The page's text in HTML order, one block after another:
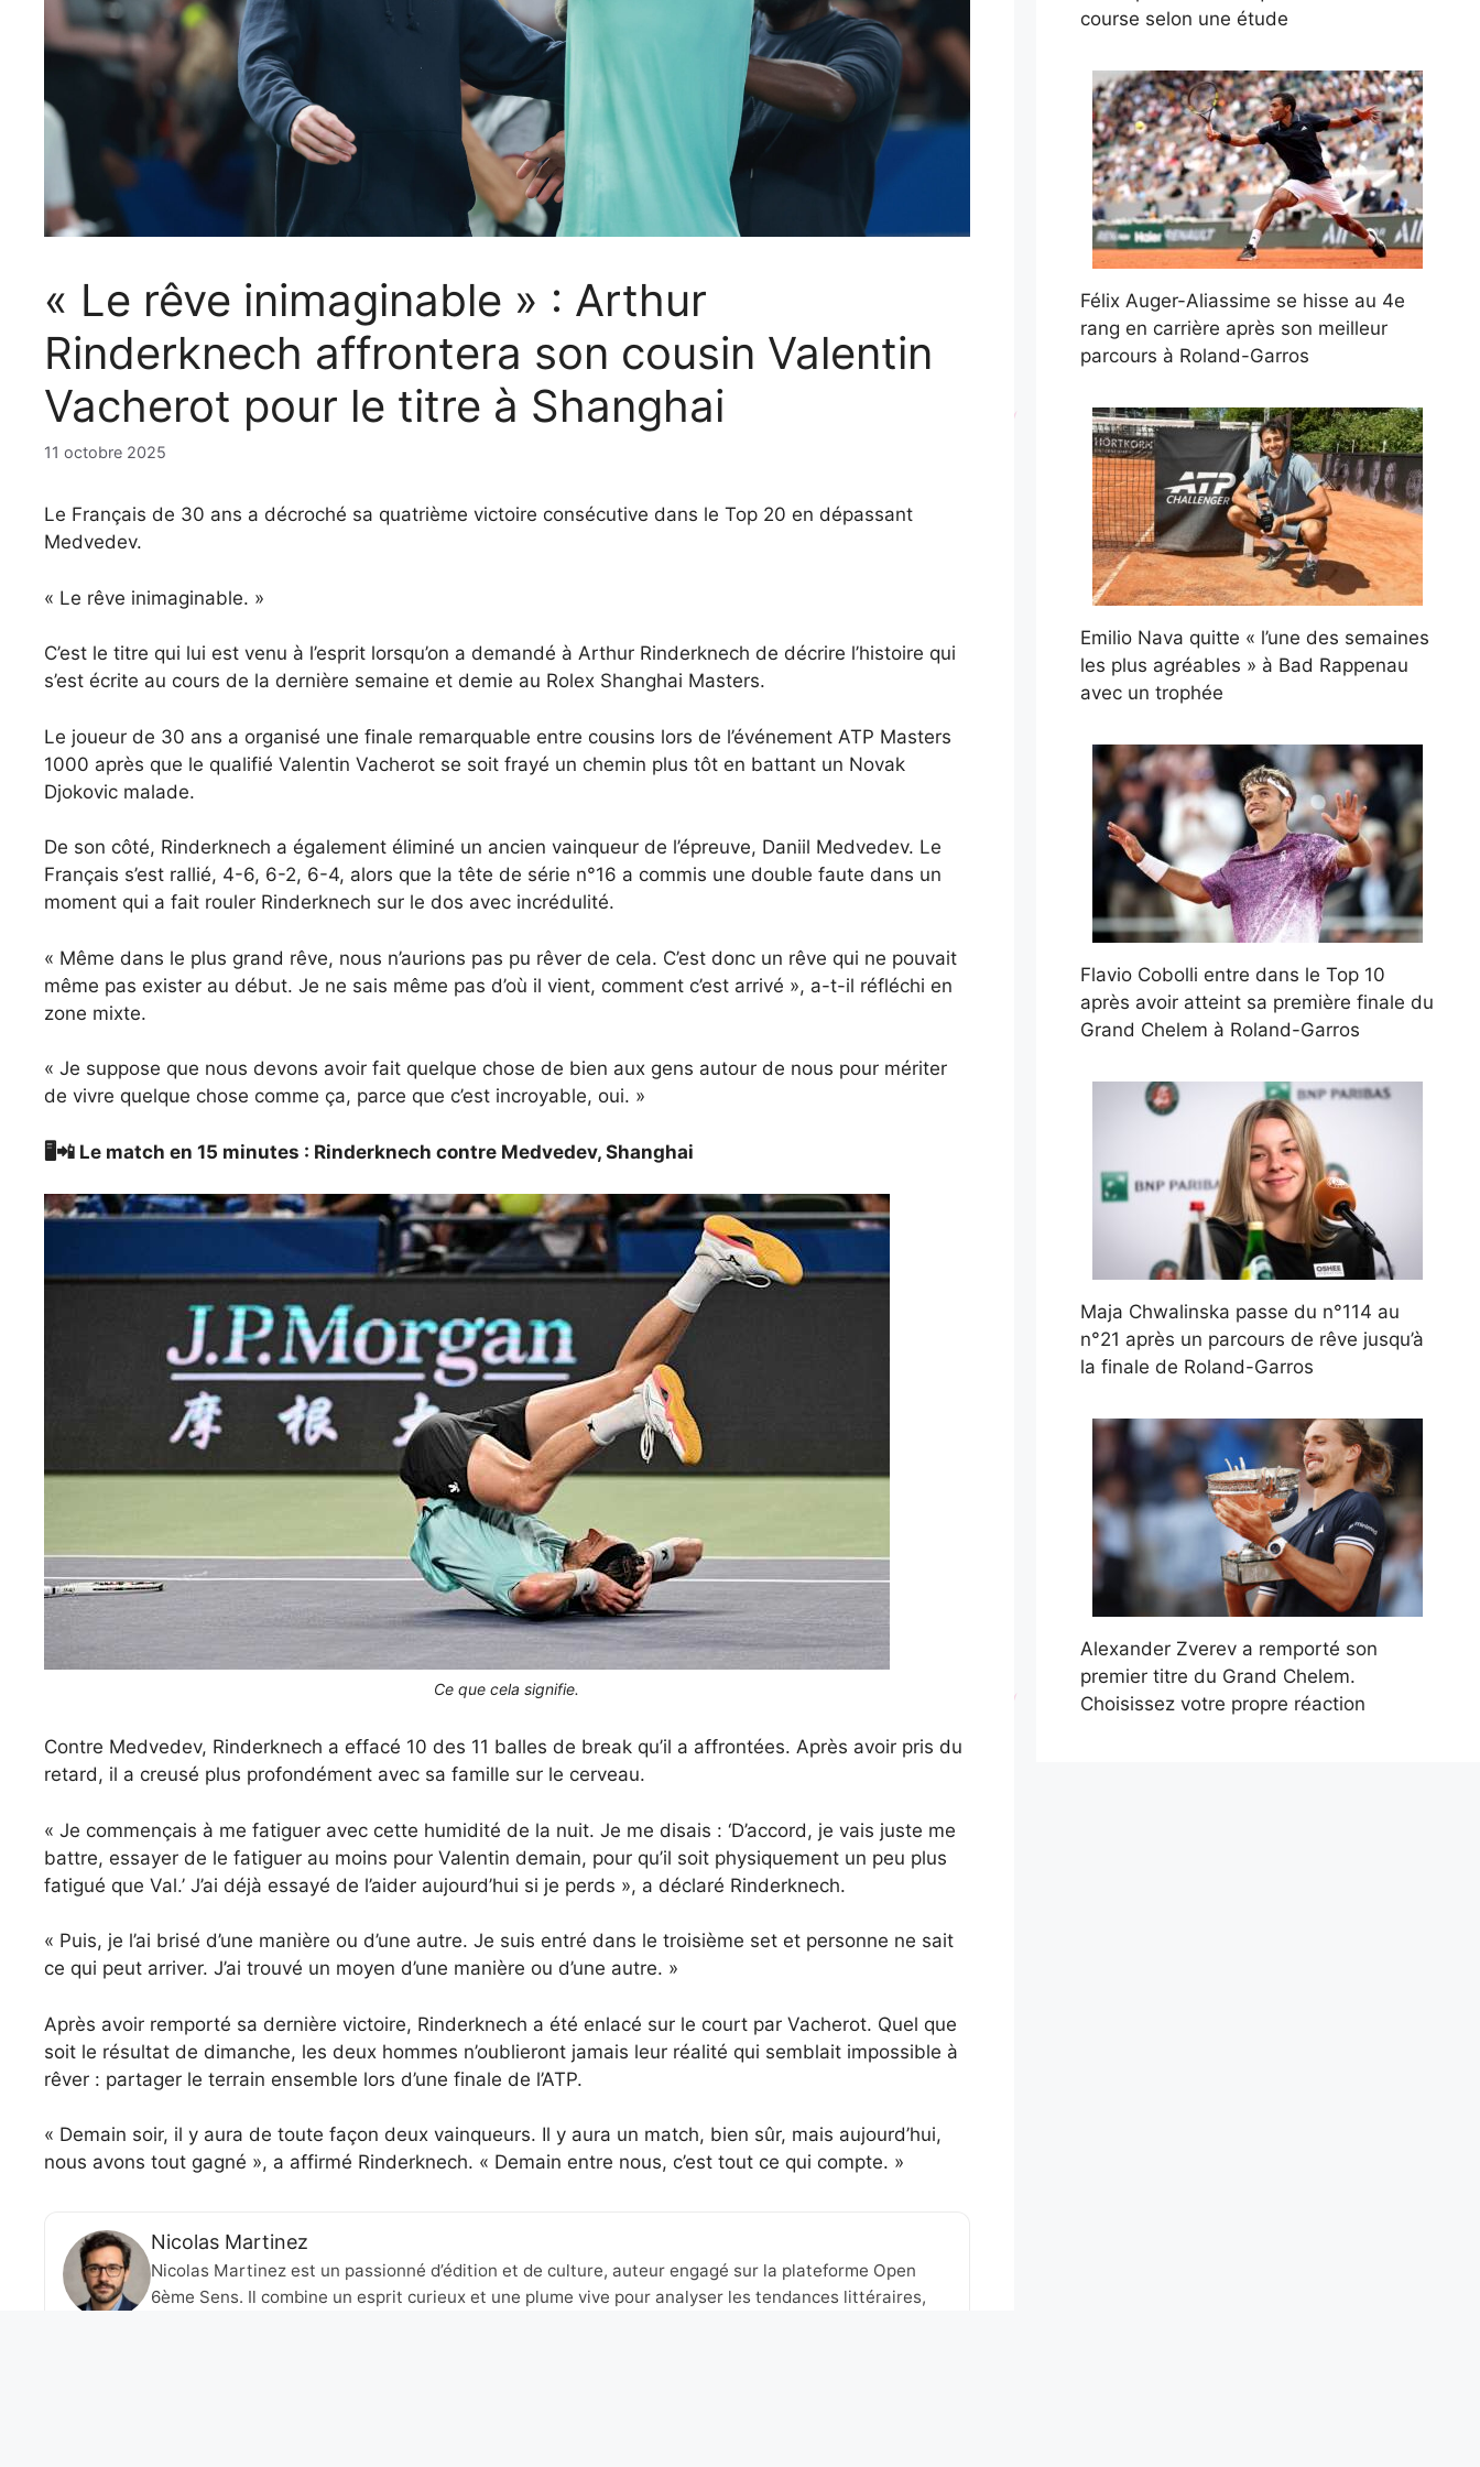
« Le rêve inimaginable » : Arthur
Rinderknech affrontera son cousin Valentin
Vacherot pour le titre à Shanghai
11 octobre 2025
Le Français de 30 ans a décroché sa quatrième victoire consécutive dans le Top 20 en dépassant
Medvedev.
« Le rêve inimaginable. »
C’est le titre qui lui est venu à l’esprit lorsqu’on a demandé à Arthur Rinderknech de décrire l’histoire qui
s’est écrite au cours de la dernière semaine et demie au Rolex Shanghai Masters.
Le joueur de 30 ans a organisé une finale remarquable entre cousins ​​lors de l’événement ATP Masters
1000 après que le qualifié Valentin Vacherot se soit frayé un chemin plus tôt en battant un Novak
Djokovic malade.
De son côté, Rinderknech a également éliminé un ancien vainqueur de l’épreuve, Daniil Medvedev. Le
Français s’est rallié, 4-6, 6-2, 6-4, alors que la tête de série n°16 a commis une double faute dans un
moment qui a fait rouler Rinderknech sur le dos avec incrédulité.
« Même dans le plus grand rêve, nous n’aurions pas pu rêver de cela. C’est donc un rêve qui ne pouvait
même pas exister au début. Je ne sais même pas d’où il vient, comment c’est arrivé », a-t-il réfléchi en
zone mixte.
« Je suppose que nous devons avoir fait quelque chose de bien aux gens autour de nous pour mériter
de vivre quelque chose comme ça, parce que c’est incroyable, oui. »
🖥️📲 Le match en 15 minutes : Rinderknech contre Medvedev, Shanghai
Ce que cela signifie.
Contre Medvedev, Rinderknech a effacé 10 des 11 balles de break qu’il a affrontées. Après avoir pris du
retard, il a creusé plus profondément avec sa famille sur le cerveau.
« Je commençais à me fatiguer avec cette humidité de la nuit. Je me disais : ‘D’accord, je vais juste me
battre, essayer de le fatiguer au moins pour Valentin demain, pour qu’il soit physiquement un peu plus
fatigué que Val.’ J’ai déjà essayé de l’aider aujourd’hui si je perds », a déclaré Rinderknech.
« Puis, je l’ai brisé d’une manière ou d’une autre. Je suis entré dans le troisième set et personne ne sait
ce qui peut arriver. J’ai trouvé un moyen d’une manière ou d’une autre. »
Après avoir remporté sa dernière victoire, Rinderknech a été enlacé sur le court par Vacherot. Quel que
soit le résultat de dimanche, les deux hommes n’oublieront jamais leur réalité qui semblait impossible à
rêver : partager le terrain ensemble lors d’une finale de l’ATP.
« Demain soir, il y aura de toute façon deux vainqueurs. Il y aura un match, bien sûr, mais aujourd’hui,
nous avons tout gagné », a affirmé Rinderknech. « Demain entre nous, c’est tout ce qui compte. »
Nicolas Martinez
Nicolas Martinez est un passionné d’édition et de culture, auteur engagé sur la plateforme Open
6ème Sens. Il combine un esprit curieux et une plume vive pour analyser les tendances littéraires,
course selon une étude
Félix Auger-Aliassime se hisse au 4e
rang en carrière après son meilleur
parcours à Roland-Garros
Emilio Nava quitte « l’une des semaines
les plus agréables » à Bad Rappenau
avec un trophée
Flavio Cobolli entre dans le Top 10
après avoir atteint sa première finale du
Grand Chelem à Roland-Garros
Maja Chwalinska passe du n°114 au
n°21 après un parcours de rêve jusqu’à
la finale de Roland-Garros
Alexander Zverev a remporté son
premier titre du Grand Chelem.
Choisissez votre propre réaction